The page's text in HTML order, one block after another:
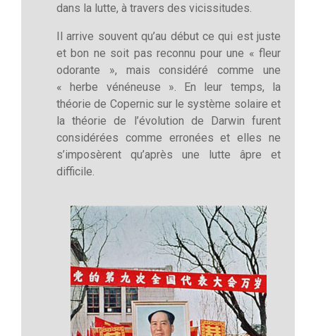
dans la lutte, à travers des vicissitudes.
Il arrive souvent qu’au début ce qui est juste
et bon ne soit pas reconnu pour une « fleur
odorante », mais considéré comme une
« herbe vénéneuse ». En leur temps, la
théorie de Copernic sur le système solaire et
la théorie de l’évolution de Darwin furent
considérées comme erronées et elles ne
s’imposèrent qu’après une lutte âpre et
difficile.